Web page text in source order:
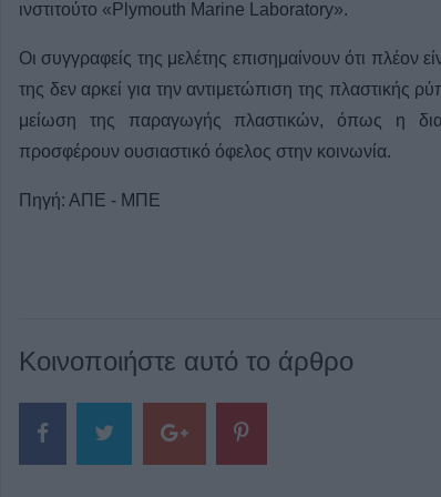
ινστιτούτο «Plymouth Marine Laboratory».
Οι συγγραφείς της μελέτης επισημαίνουν ότι
της δεν αρκεί για την αντιμετώπιση της πλαστικής
μείωση της παραγωγής πλαστικών, όπως η
προσφέρουν ουσιαστικό όφελος στην κοινωνία.
Πηγή: ΑΠΕ - ΜΠΕ
Κοινοποιήστε αυτό το άρθρο